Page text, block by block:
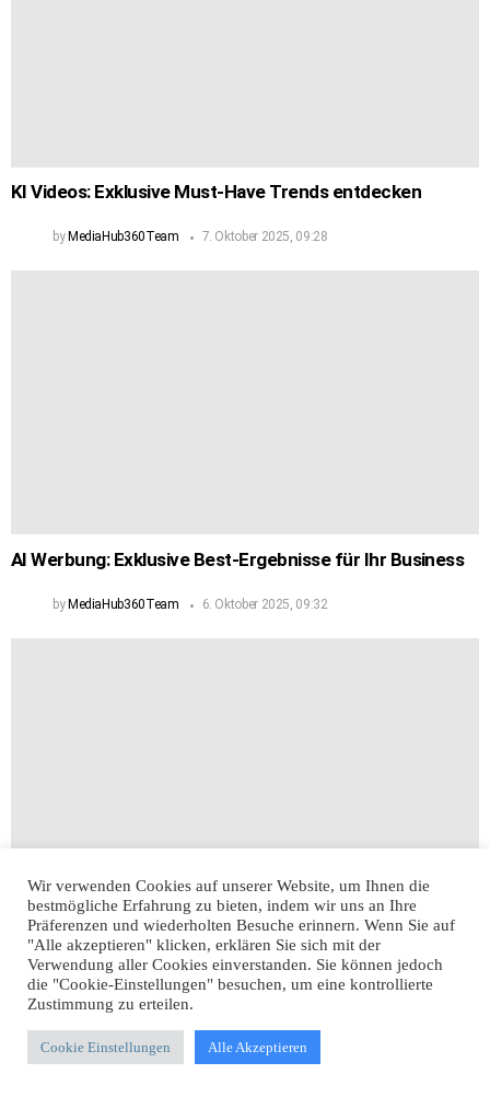
KI Videos: Exklusive Must-Have Trends entdecken
by MediaHub360Team 7. Oktober 2025, 09:28
AI Werbung: Exklusive Best-Ergebnisse für Ihr Business
by MediaHub360Team 6. Oktober 2025, 09:32
KI Videos: Exklusive Must-Have Tipps für 2023
byMediaHub360Team 6. Oktober 2025, 09:32
Schreibe
einen
Kommentar
*
Wir verwenden Cookies auf unserer Website, um Ihnen die
bestmögliche Erfahrung zu bieten, indem wir uns an Ihre
Präferenzen und wiederholten Besuche erinnern. Wenn Sie auf
"Alle akzeptieren" klicken, erklären Sie sich mit der
Verwendung aller Cookies einverstanden. Sie können jedoch
die "Cookie-Einstellungen" besuchen, um eine kontrollierte
Zustimmung zu erteilen.
Cookie Einstellungen Alle Akzeptieren